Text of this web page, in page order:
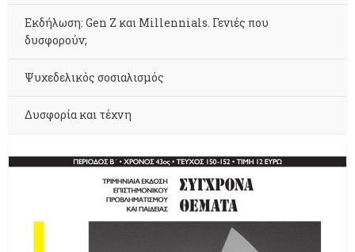
Εκδήλωση: Gen Z και Millennials. Γενιές που
δυσφορούν;
Ψυχεδελικός σοσιαλισμός
Δυσφορία και τέχνη